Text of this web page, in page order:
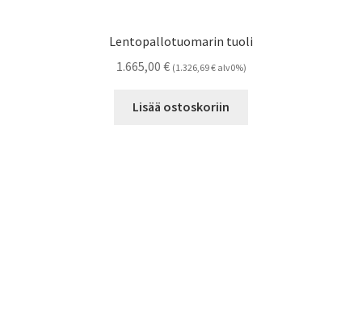
Lentopallotuomarin tuoli
1.665,00 € (1.326,69€alv0%)
Lisää ostoskoriin